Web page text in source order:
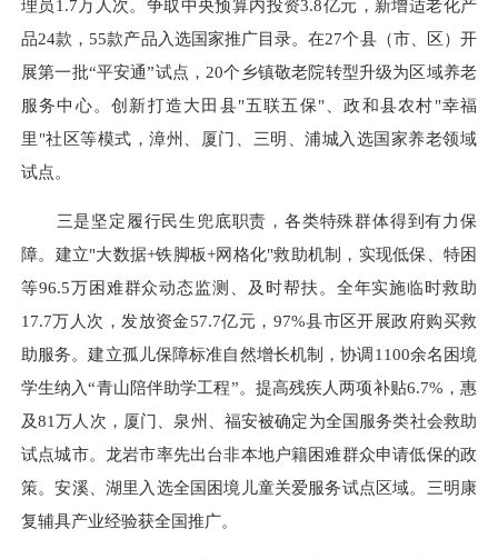
理员1.7万人次。争取中央预算内投资3.8亿元，新增适老化产
品24款，55款产品入选国家推广目录。在27个县（市、区）开
展第一批“平安通”试点，20个乡镇敬老院转型升级为区域养老
服务中心。创新打造大田县"五联五保"、政和县农村"幸福
里"社区等模式，漳州、厦门、三明、浦城入选国家养老领域
试点。
三是坚定履行民生兜底职责，各类特殊群体得到有力保
障。建立"大数据+铁脚板+网格化"救助机制，实现低保、特困
等96.5万困难群众动态监测、及时帮扶。全年实施临时救助
17.7万人次，发放资金57.7亿元，97%县市区开展政府购买救
助服务。建立孤儿保障标准自然增长机制，协调1100余名困境
学生纳入“青山陪伴助学工程”。提高残疾人两项补贴6.7%，惠
及81万人次，厦门、泉州、福安被确定为全国服务类社会救助
试点城市。龙岩市率先出台非本地户籍困难群众申请低保的政
策。安溪、湖里入选全国困境儿童关爱服务试点区域。三明康
复辅具产业经验获全国推广。